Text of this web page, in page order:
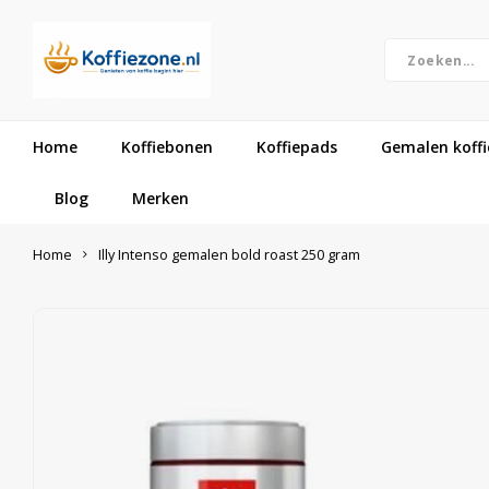
Home Koffiebonen Koffiepads Gemalen
Blog Merken
Home Illy Intenso gemalen bold roast 250 gram